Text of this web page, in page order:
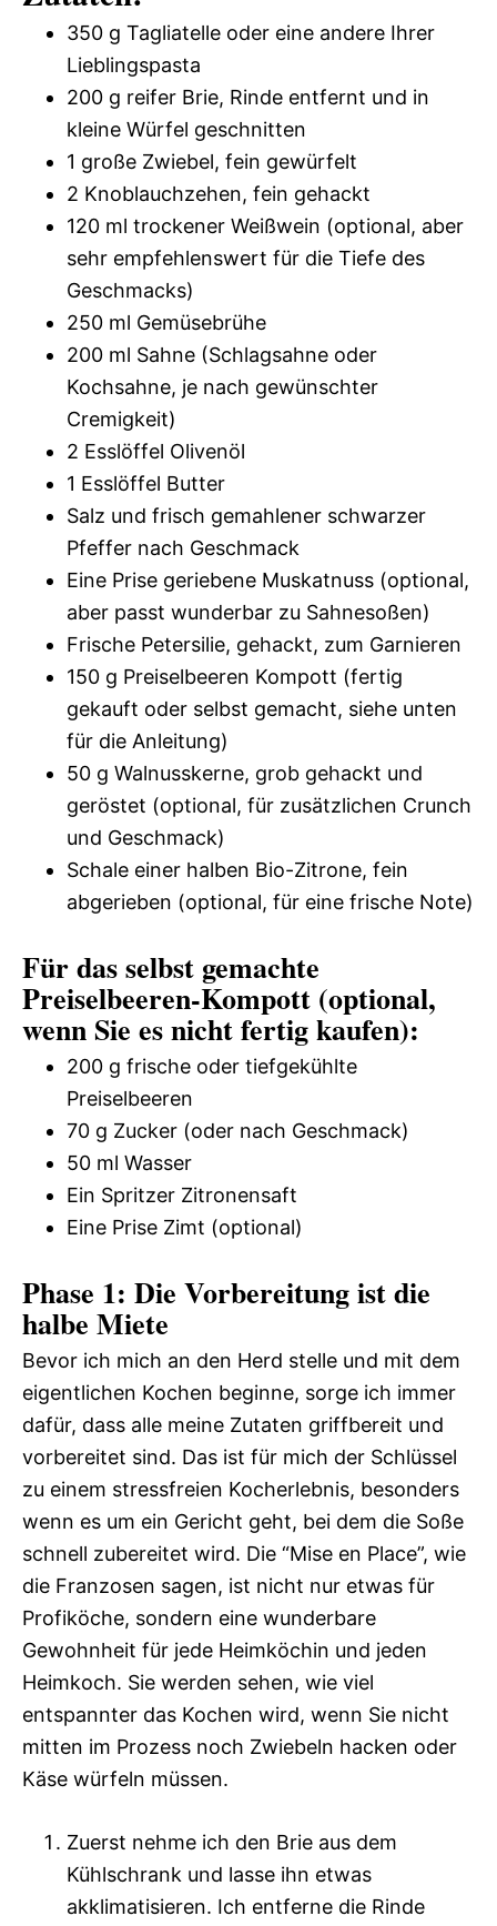
350 g Tagliatelle oder eine andere Ihrer
Lieblingspasta
200 g reifer Brie, Rinde entfernt und in
kleine Würfel geschnitten
1 große Zwiebel, fein gewürfelt
2 Knoblauchzehen, fein gehackt
120 ml trockener Weißwein (optional, aber
sehr empfehlenswert für die Tiefe des
Geschmacks)
250 ml Gemüsebrühe
200 ml Sahne (Schlagsahne oder
Kochsahne, je nach gewünschter
Cremigkeit)
2 Esslöffel Olivenöl
1 Esslöffel Butter
Salz und frisch gemahlener schwarzer
Pfeffer nach Geschmack
Eine Prise geriebene Muskatnuss (optional,
aber passt wunderbar zu Sahnesoßen)
Frische Petersilie, gehackt, zum Garnieren
150 g Preiselbeeren Kompott (fertig
gekauft oder selbst gemacht, siehe unten
für die Anleitung)
50 g Walnusskerne, grob gehackt und
geröstet (optional, für zusätzlichen Crunch
und Geschmack)
Schale einer halben Bio-Zitrone, fein
abgerieben (optional, für eine frische Note)
Für das selbst gemachte
Preiselbeeren-Kompott (optional,
wenn Sie es nicht fertig kaufen):
200 g frische oder tiefgekühlte
Preiselbeeren
70 g Zucker (oder nach Geschmack)
50 ml Wasser
Ein Spritzer Zitronensaft
Eine Prise Zimt (optional)
Phase 1: Die Vorbereitung ist die
halbe Miete
Bevor ich mich an den Herd stelle und mit dem
eigentlichen Kochen beginne, sorge ich immer
dafür, dass alle meine Zutaten griffbereit und
vorbereitet sind. Das ist für mich der Schlüssel
zu einem stressfreien Kocherlebnis, besonders
wenn es um ein Gericht geht, bei dem die Soße
schnell zubereitet wird. Die “Mise en Place”, wie
die Franzosen sagen, ist nicht nur etwas für
Profiköche, sondern eine wunderbare
Gewohnheit für jede Heimköchin und jeden
Heimkoch. Sie werden sehen, wie viel
entspannter das Kochen wird, wenn Sie nicht
mitten im Prozess noch Zwiebeln hacken oder
Käse würfeln müssen.
Zuerst nehme ich den Brie aus dem
Kühlschrank und lasse ihn etwas
akklimatisieren. Ich entferne die Rinde